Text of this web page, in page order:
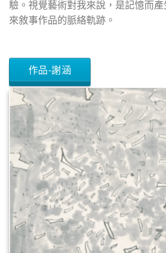
驗。視覺藝術對我來說，是記憶而
來敘事作品的脈絡軌跡。
作品-謝涵